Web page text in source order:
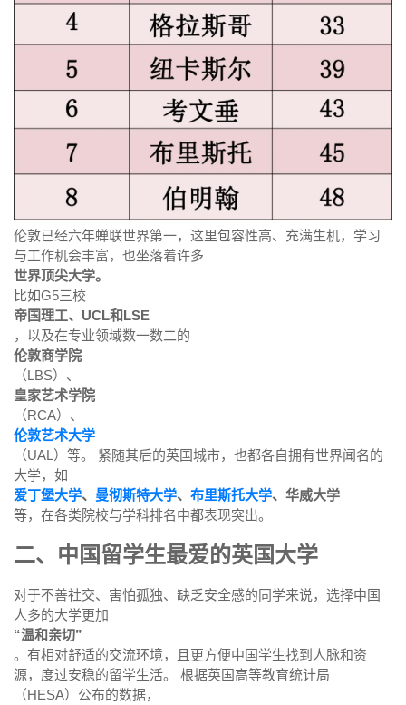
伦敦已经六年蝉联世界第一，这里包容性高、充满生机，学习
与工作机会丰富，也坐落着许多
世界顶尖大学。
比如G5三校
帝国理工、UCL和LSE
，以及在专业领域数一数二的
伦敦商学院
（LBS）、
皇家艺术学院
（RCA）、
伦敦艺术大学
（UAL）等。 紧随其后的英国城市，也都各自拥有世界闻名的
大学，如
爱丁堡大学、 曼彻斯特大学、 布里斯托大学、华威大学
等，在各类院校与学科排名中都表现突出。
二、中国留学生最爱的英国大学
对于不善社交、害怕孤独、缺乏安全感的同学来说，选择中国
人多的大学更加
“温和亲切”
。有相对舒适的交流环境，且更方便中国学生找到人脉和资
源，度过安稳的留学生活。 根据英国高等教育统计局
（HESA）公布的数据，